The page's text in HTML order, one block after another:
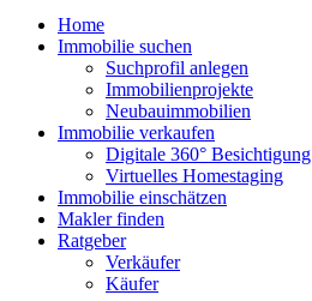
Home
Immobilie suchen
Suchprofil anlegen
Immobilienprojekte
Neubauimmobilien
Immobilie verkaufen
Digitale 360° Besichtigung
Virtuelles Homestaging
Immobilie einschätzen
Makler finden
Ratgeber
Verkäufer
Käufer